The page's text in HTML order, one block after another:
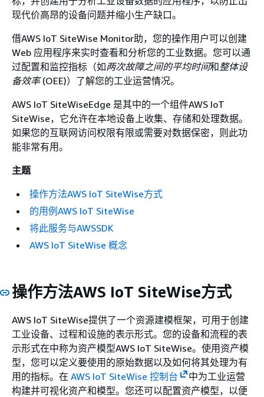
现代价高昂的设备问题并缩小生产缺口。
借AWS IoT SiteWise Monitor助，您的操作用户可以创建
Web 应用程序来实时查看和分析您的工业数据。您可以通
过配置和监控指标（如两次故障之间的平均时间和整体设
备效率(OEE)）了解您的工业运营情况。
AWS IoT SiteWiseEdge 是其中的一个组件AWS IoT
SiteWise，它允许在本地设备上收集、存储和处理数据。
如果您的互联网访问权限有限或需要对数据保密，则此功
能非常有用。
主题
操作方法AWS IoT SiteWise方式
的用例AWS IoT SiteWise
将此服务与AWSSDK
AWS IoT SiteWise 概念
操作方法AWS IoT SiteWise方式
AWS IoT SiteWise提供了一个资源建模框架，可用于创建
工业设备、过程和设施的表示形式。您的设备和流程的表
示形式在中称为资产模型AWS IoT SiteWise。使用资产模
型，您可以定义要使用的原始数据以及如何将其处理为有
用的指标。在 AWS IoT SiteWise 控制台
中为工业运营
构建并可视化资产和模型。您还可以配置资产模型，以便